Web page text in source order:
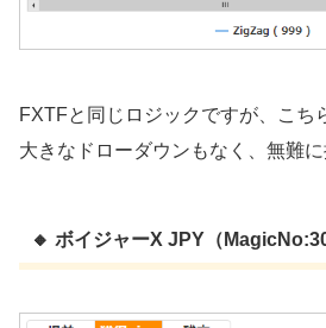
FXTFと同じロジックですが、こち
大きなドローダウンもなく、無難に
🔸 ボイジャーX JPY（